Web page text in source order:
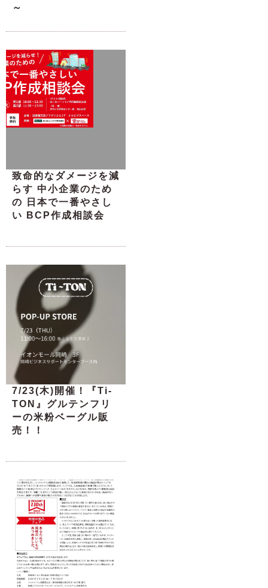
～
致命的なダメージを減
らす 中小企業のため
の 日本で一番やさし
い BCP作成相談会
7/23(木)開催！『Ti-
TON』グルテンフリ
ーの米粉ベーグル販
売！！